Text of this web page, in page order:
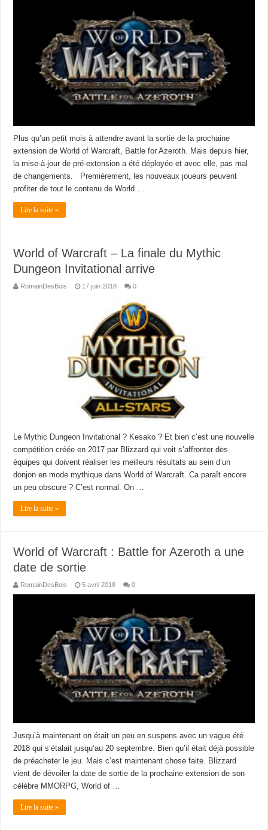
Plus qu’un petit mois à attendre avant la sortie de la prochaine
extension de World of Warcraft, Battle for Azeroth. Mais depuis hier,
la mise-à-jour de pré-extension a été déployée et avec elle, pas mal
de changements. Premièrement, les nouveaux joueurs peuvent
profiter de tout le contenu de World …
Lire la suite »
World of Warcraft – La finale du Mythic
Dungeon Invitational arrive
RomainDesBois 17 juin 2018 0
Le Mythic Dungeon Invitational ? Kesako ? Et bien c’est une nouvelle
compétition créée en 2017 par Blizzard qui voit s’affronter des
équipes qui doivent réaliser les meilleurs résultats au sein d’un
donjon en mode mythique dans World of Warcraft. Ca paraît encore
un peu obscure ? C’est normal. On …
Lire la suite »
World of Warcraft : Battle for Azeroth a une
date de sortie
RomainDesBois 5 avril 2018 0
Jusqu’à maintenant on était un peu en suspens avec un vague été
2018 qui s’étalait jusqu’au 20 septembre. Bien qu’il était déjà possible
de préacheter le jeu. Mais c’est maintenant chose faite. Blizzard
vient de dévoiler la date de sortie de la prochaine extension de son
célèbre MMORPG, World of …
Lire la suite »